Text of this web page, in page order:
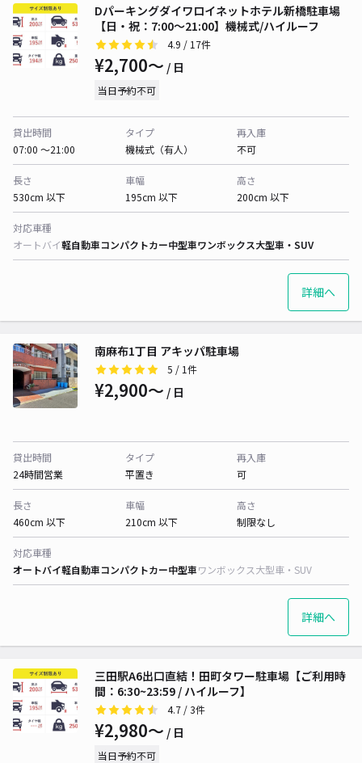
Dパーキングダイワロイネットホテル新橋駐車場
【日・祝：7:00～21:00】機械式/ハイルーフ
4.9 / 17件
¥2,700〜 / 日
当日予約不可
貸出時間
07:00 〜21:00
タイプ
機械式（有人）
再入庫
不可
長さ
530cm 以下
車幅
195cm 以下
高さ
200cm 以下
対応車種
オートバイ軽自動車コンパクトカー中型車ワンボックス大型車・SUV
詳細へ
南麻布1丁目 アキッパ駐車場
5 / 1件
¥2,900〜 / 日
貸出時間
24時間営業
タイプ
平置き
再入庫
可
長さ
460cm 以下
車幅
210cm 以下
高さ
制限なし
対応車種
オートバイ軽自動車コンパクトカー中型車ワンボックス大型車・SUV
詳細へ
三田駅A6出口直結！田町タワー駐車場【ご利用時
間：6:30~23:59 / ハイルーフ】
4.7 / 3件
¥2,980〜 / 日
当日予約不可